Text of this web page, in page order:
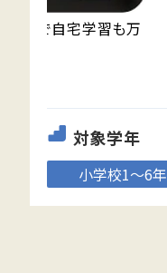
放題で自宅学習も万
対象学年
小学校1～6年